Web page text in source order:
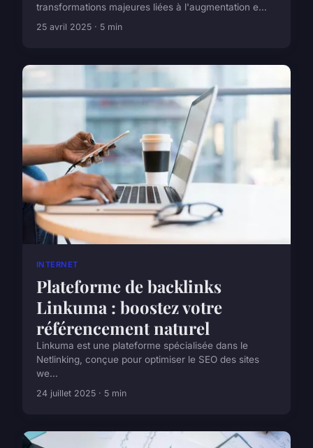
transformations majeures liées à l'augmentation e...
25 avril 2025 · 5 min
INTERNET
Plateforme de backlinks
Linkuma : boostez votre
référencement naturel
Linkuma est une plateforme spécialisée dans le
Netlinking, conçue pour optimiser le SEO des sites
we...
24 juillet 2025 · 5 min